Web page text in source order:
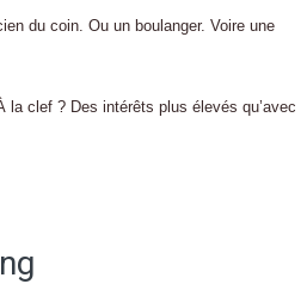
du coin. Ou un boulanger. Voire une
clef ? Des intérêts plus élevés qu’avec